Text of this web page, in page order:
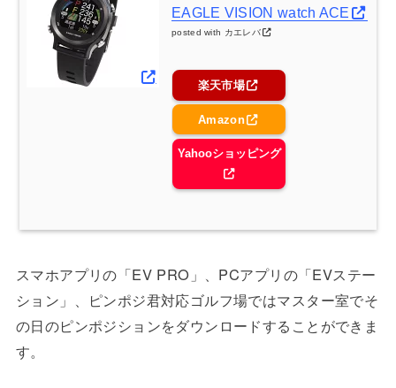
EAGLE VISION watch ACE
posted with カエレバ
楽天市場
Amazon
Yahooショッピング
スマホアプリの「EV PRO」、PCアプリの「EVステー
ション」、ピンポジ君対応ゴルフ場ではマスター室でそ
の日のピンポジションをダウンロードすることができま
す。